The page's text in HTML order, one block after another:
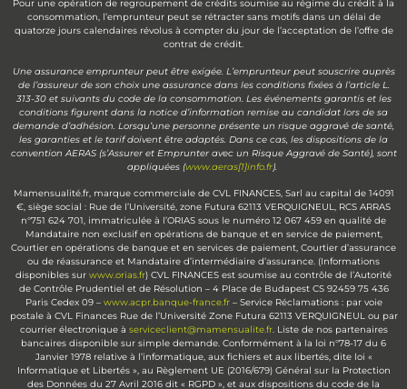
Pour une opération de regroupement de crédits soumise au régime du crédit à la
consommation, l’emprunteur peut se rétracter sans motifs dans un délai de
quatorze jours calendaires révolus à compter du jour de l’acceptation de l’offre de
contrat de crédit.
Une assurance emprunteur peut être exigée. L’emprunteur peut souscrire auprès
de l’assureur de son choix une assurance dans les conditions fixées à l’article L.
313-30 et suivants du code de la consommation. Les événements garantis et les
conditions figurent dans la notice d’information remise au candidat lors de sa
demande d’adhésion. Lorsqu’une personne présente un risque aggravé de santé,
les garanties et le tarif doivent être adaptés. Dans ce cas, les dispositions de la
convention AERAS (s’Assurer et Emprunter avec un Risque Aggravé de Santé), sont
appliquées (www.aeras[1]info.fr).
Mamensualité.fr, marque commerciale de CVL FINANCES, Sarl au capital de 14091
€, siège social : Rue de l’Université, zone Futura 62113 VERQUIGNEUL, RCS ARRAS
n°751 624 701, immatriculée à l’ORIAS sous le numéro 12 067 459 en qualité de
Mandataire non exclusif en opérations de banque et en service de paiement,
Courtier en opérations de banque et en services de paiement, Courtier d’assurance
ou de réassurance et Mandataire d’intermédiaire d’assurance. (Informations
disponibles sur www.orias.fr) CVL FINANCES est soumise au contrôle de l’Autorité
de Contrôle Prudentiel et de Résolution – 4 Place de Budapest CS 92459 75 436
Paris Cedex 09 – www.acpr.banque-france.fr– Service Réclamations : par voie
postale à CVL Finances Rue de l’Université Zone Futura 62113 VERQUIGNEUL ou par
courrier électronique à serviceclient@mamensualite.fr. Liste de nos partenaires
bancaires disponible sur simple demande. Conformément à la loi n°78-17 du 6
Janvier 1978 relative à l’informatique, aux fichiers et aux libertés, dite loi «
Informatique et Libertés », au Règlement UE (2016/679) Général sur la Protection
des Données du 27 Avril 2016 dit « RGPD », et aux dispositions du code de la